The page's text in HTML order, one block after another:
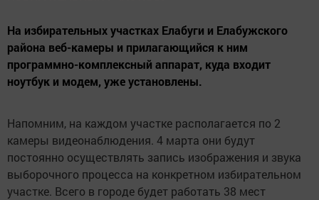
На избирательных участках Елабуги и Елабужского
района веб-камеры и прилагающийся к ним
программно-комплексный аппарат, куда входит
ноутбук и модем, уже установлены.
Напомним, на каждом участке располагается по 2
камеры видеонаблюдения. 4 марта они будут
постоянно осуществлять запись изображения и звука
выборочного процесса на конкретном избирательном
участке. Всего в городе будет работать 38 мест